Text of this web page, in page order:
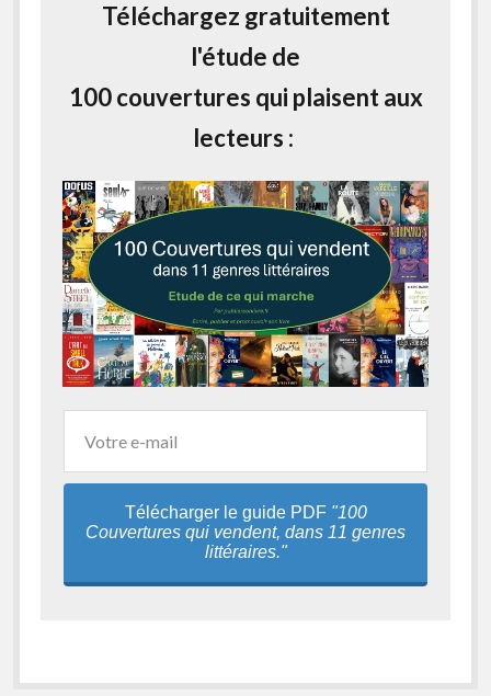
Téléchargez gratuitement
l'étude de
100 couvertures qui plaisent aux
lecteurs :
Télécharger le guide PDF "100
Couvertures qui vendent, dans 11 genres
littéraires."